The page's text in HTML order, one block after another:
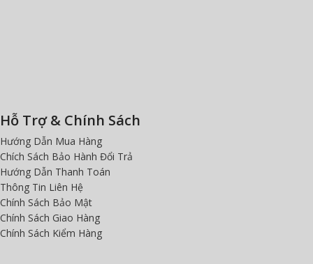
Hỗ Trợ & Chính Sách
Hướng Dẫn Mua Hàng
Chích Sách Bảo Hành Đổi Trả
Hướng Dẫn Thanh Toán
Thông Tin Liên Hệ
Chính Sách Bảo Mật
Chính Sách Giao Hàng
Chính Sách Kiểm Hàng